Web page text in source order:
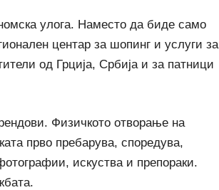
улога. Наместо да биде само
центар за шопинг и услуги за
од Грција, Србија и за патници
Физичкото отворање на
прво пребарува, споредува,
искуства и препораки.